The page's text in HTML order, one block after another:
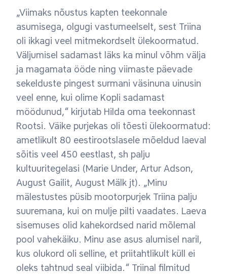
„Viimaks nõustus kapten teekonnale
asumisega, olgugi vastumeelselt, sest Triina
oli ikkagi veel mitmekordselt ülekoormatud.
Väljumisel sadamast läks ka minul võhm välja
ja magamata ööde ning viimaste päevade
sekelduste pingest surmani väsinuna uinusin
veel enne, kui olime Kopli sadamast
möödunud,“ kirjutab Hilda oma teekonnast
Rootsi. Väike purjekas oli tõesti ülekoormatud:
ametlikult 80 eestirootslasele mõeldud laeval
sõitis veel 450 eestlast, sh palju
kultuuritegelasi (Marie Under, Artur Adson,
August Gailit, August Mälk jt). „Minu
mälestustes püsib mootorpurjek Triina palju
suuremana, kui on mulje pilti vaadates. Laeva
sisemuses olid kahekordsed narid mõlemal
pool vahekäiku. Minu ase asus alumisel naril,
kus olukord oli selline, et priitahtlikult küll ei
oleks tahtnud seal viibida.“ Triinal filmitud